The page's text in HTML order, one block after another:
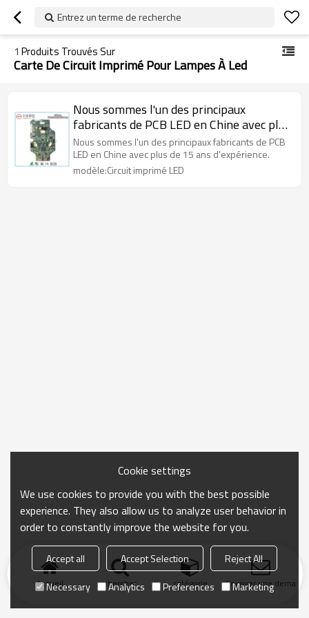
Entrez un terme de recherche
1 Produits Trouvés Sur
Carte De Circuit Imprimé Pour Lampes À Led
Nous sommes l'un des principaux
fabricants de PCB LED en Chine avec plus
de 16 ans d'expérience.
Nous sommes l'un des principaux fabricants de PCB
LED en Chine avec plus de 15 ans d'expérience.
modèle:Circuit imprimé LED
Accueil chercher catégorie Envoyer une
Cookie settings
We use cookies to provide you with the best possible
experience. They also allow us to analyze user behavior in
order to constantly improve the website for you.
Accept all Accept Selection
Reject All
Necessary
Analytics Preferences Marketing